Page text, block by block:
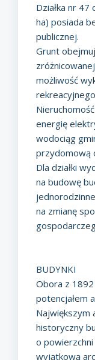
Działka nr
ha) posiada
publicznej.
Grunt
możliwość
energię
wodociąg
przydomową
Dla działki
na budowę
na zmianę
BUDYNKI
Obora z
potencjałem
Największym
historyczny
o powierzchni
wyjątkową